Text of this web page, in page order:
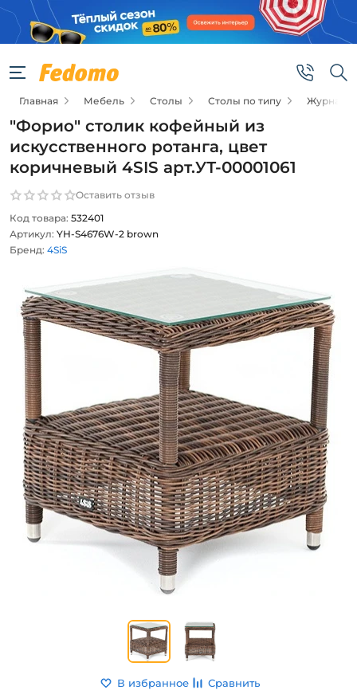
Главная Мебель Столы Столы по типу
"Форио" столик кофейный из
искусственного ротанга, цвет
коричневый 4SIS арт.УТ-00001061
Оставить отзыв
Код товара: 532401
Артикул: YH-S4676W-2 brown
Бренд: 4SiS
В избранное Сравнить